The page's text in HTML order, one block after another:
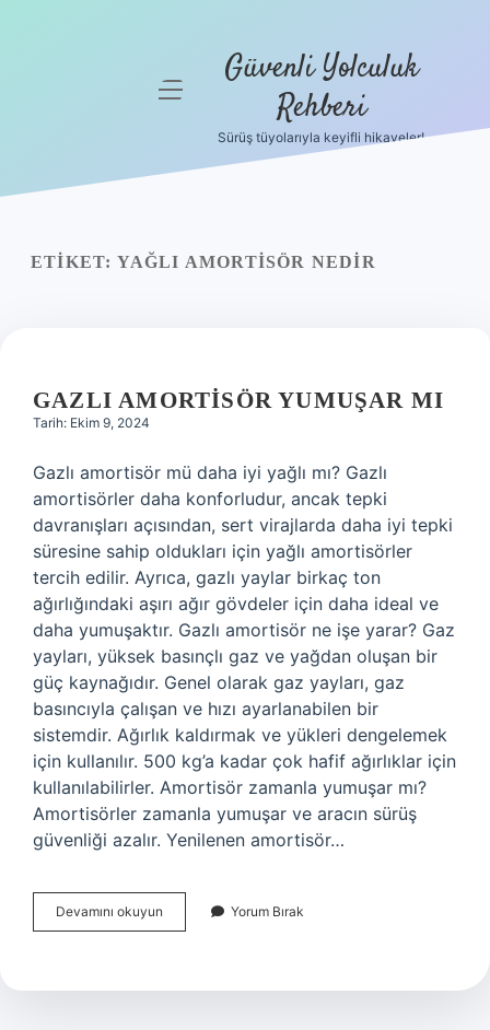
menüyü Güvenli Yolculuk
Rehberi
Sürüş tüyolarıyla keyifli hikayeler!
ETIKET: YAĞLI AMORTISÖR NEDIR
GAZLI AMORTISÖR YUMUŞAR MI
Tarih: Ekim 9, 2024
Gazlı amortisör mü daha iyi yağlı mı? Gazlı
amortisörler daha konforludur, ancak tepki
davranışları açısından, sert virajlarda daha iyi tepki
süresine sahip oldukları için yağlı amortisörler
tercih edilir. Ayrıca, gazlı yaylar birkaç ton
ağırlığındaki aşırı ağır gövdeler için daha ideal ve
daha yumuşaktır. Gazlı amortisör ne işe yarar? Gaz
yayları, yüksek basınçlı gaz ve yağdan oluşan bir
güç kaynağıdır. Genel olarak gaz yayları, gaz
basıncıyla çalışan ve hızı ayarlanabilen bir
sistemdir. Ağırlık kaldırmak ve yükleri dengelemek
için kullanılır. 500 kg’a kadar çok hafif ağırlıklar için
kullanılabilirler. Amortisör zamanla yumuşar mı?
Amortisörler zamanla yumuşar ve aracın sürüş
güvenliği azalır. Yenilenen amortisör…
Devamını okuyun
Amortisör
Yorum Bırak